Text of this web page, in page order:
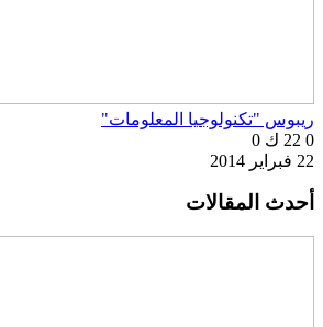
ريبوس "تكنولوجيا المعلومات"
0 22 ك
0
22 فبراير 2014
أحدث المقالات